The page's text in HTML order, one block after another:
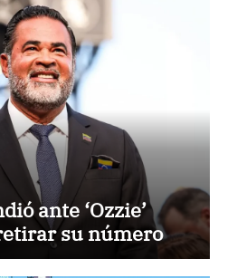
ante ‘Ozzie’
su número